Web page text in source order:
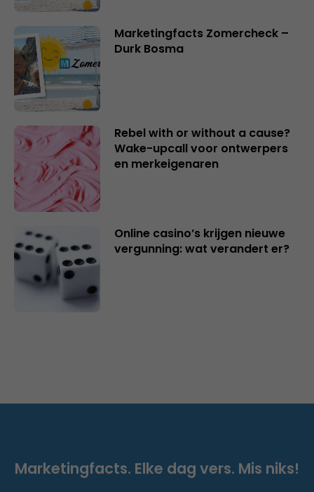
Marketingfacts Zomercheck –
Durk Bosma
Rebel with or without a cause?
Wake-upcall voor ontwerpers
en merkeigenaren
Online casino’s krijgen nieuwe
vergunning: wat verandert er?
Marketingfacts. Elke dag vers. Mis niks!